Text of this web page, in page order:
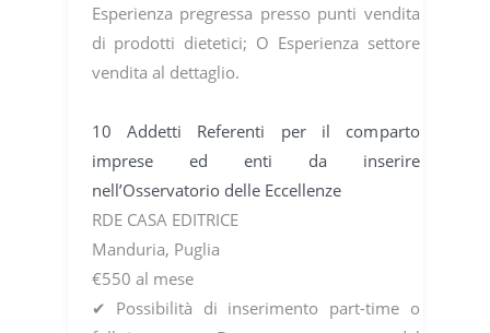
Esperienza pregressa presso punti vendita
di prodotti dietetici; O Esperienza settore
vendita al dettaglio.
10 Addetti Referenti per il comparto
imprese ed enti da inserire
nell’Osservatorio delle Eccellenze
RDE CASA EDITRICE
Manduria, Puglia
€550 al mese
✔ Possibilità di inserimento part-time o